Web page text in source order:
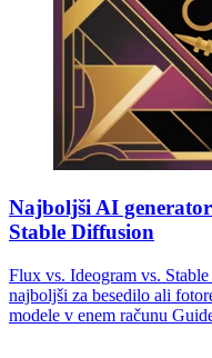
Najboljši AI
Stable Diffusion
Flux vs. Ideogram vs.
najboljši za besedilo ali
modele v enem računu